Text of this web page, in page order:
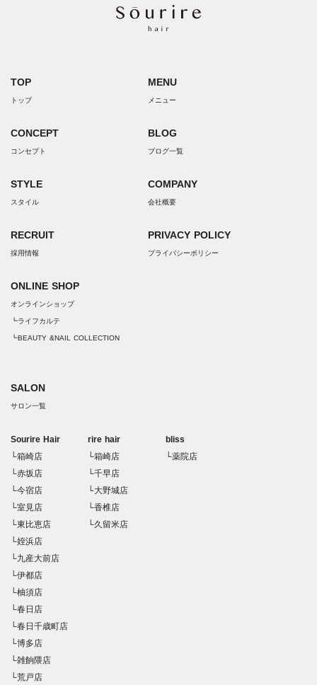
TOP
トップ
CONCEPT
コンセプト
STYLE
スタイル
RECRUIT
採用情報
ONLINE SHOP
オンラインショップ
┗ライフカルテ
┗BEAUTY &NAIL COLLECTION
MENU
メニュー
BLOG
ブログ一覧
COMPANY
会社概要
PRIVACY POLICY
プライバシーポリシー
SALON
サロン一覧
Sourire Hair
└箱崎店
└赤坂店
└今宿店
└室見店
└東比恵店
└姪浜店
└九産大前店
└伊都店
└柚須店
└春日店
└春日千歳町店
└博多店
└雑餉隈店
└荒戸店
rire hair
└箱崎店
└千早店
└大野城店
└香椎店
└久留米店
bliss
└薬院店